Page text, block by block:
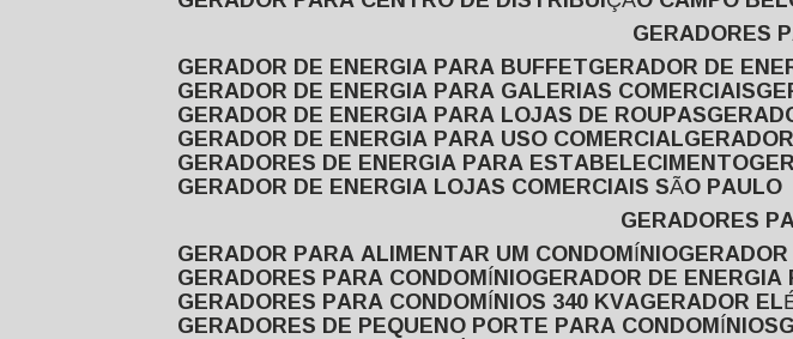
GERADORES
GERADOR DE ENERGIA PARA BUFFET GERADOR DE
GERADOR DE ENERGIA PARA GALERIAS COMERCIAIS
GERADOR DE ENERGIA PARA LOJAS DE ROUPAS
GERADOR DE ENERGIA PARA USO COMERCIAL
GERADORES DE ENERGIA PARA ESTABELECIMENTO
GERADOR DE ENERGIA LOJAS COMERCIAIS SÃO PAULO
GERADORES
GERADOR PARA ALIMENTAR UM CONDOMÍNIO
GERADORES PARA CONDOMÍNIO GERADOR DE
GERADORES PARA CONDOMÍNIOS 340 KVA GERADOR
GERADORES DE PEQUENO PORTE PARA CONDOMÍNIOS